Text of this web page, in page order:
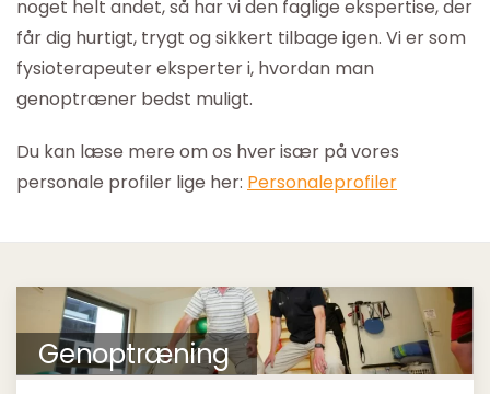
noget helt andet, så har vi den faglige ekspertise, der
får dig hurtigt, trygt og sikkert tilbage igen. Vi er som
fysioterapeuter eksperter i, hvordan man
genoptræner bedst muligt.
Du kan læse mere om os hver især på vores
personale profiler lige her: Personaleprofiler
Genoptræning